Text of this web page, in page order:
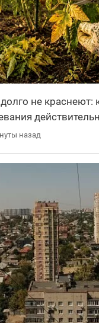
не краснеют:
назад